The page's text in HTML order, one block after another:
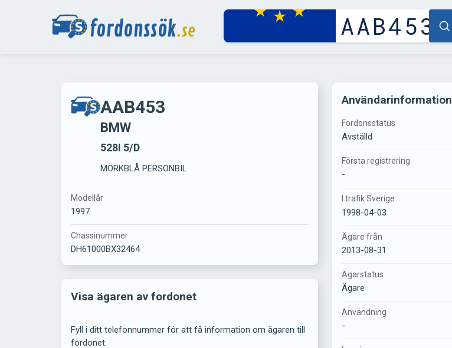
AAB453
BMW
528I 5/D
MÖRKBLÅ PERSONBIL
Modellår
1997
Chassinummer
DH61000BX32464
Visa ägaren av fordonet
Fyll i ditt telefonnummer för att få information om ägaren till
fordonet.
Användarinformation
Fordonsstatus
Avställd
Första registrering
-
I trafik Sverige
1998-04-03
Ägare från
2013-08-31
Ägarstatus
Ägare
Användning
-